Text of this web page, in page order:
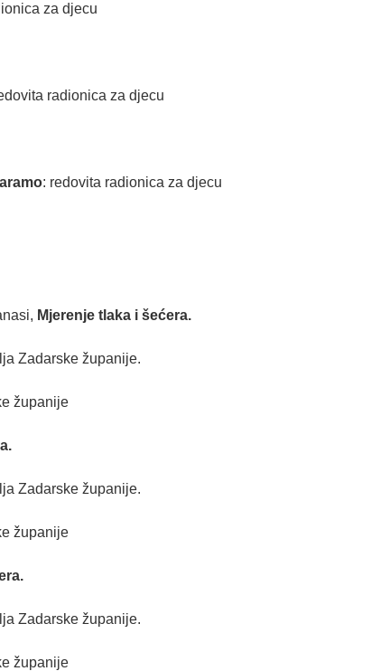
za djecu
radionica za djecu
: redovita radionica za djecu
Mjerenje tlaka i šećera.
Zadarske županije.
županije
Zadarske županije.
županije
Zadarske županije.
županije